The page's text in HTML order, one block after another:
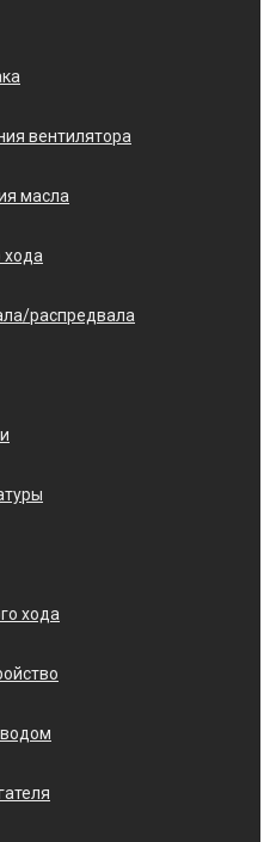
вентилятора
масла
хода
распредвала
хода